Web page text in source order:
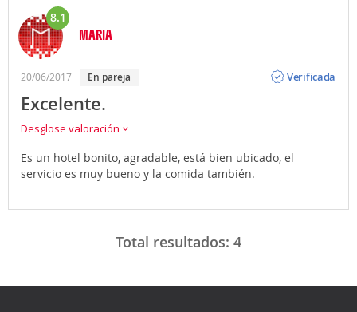
8.1
MARIA
20/06/2017 en pareja
Verificada
Excelente.
Desglose valoración
Es un hotel bonito, agradable, está bien ubicado, el
servicio es muy bueno y la comida también.
Total resultados: 4